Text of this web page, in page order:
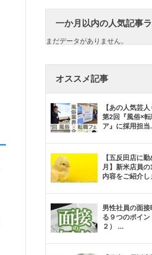
一か月以内の人気記事
まだデータがありません。
オススメ記事
【あの人気芸人
第2回『風俗×
ア』に採用担当
【五反田店に
月】新米店員
内容をご紹介し
男性社員の面
る９つのポイン
２） ...